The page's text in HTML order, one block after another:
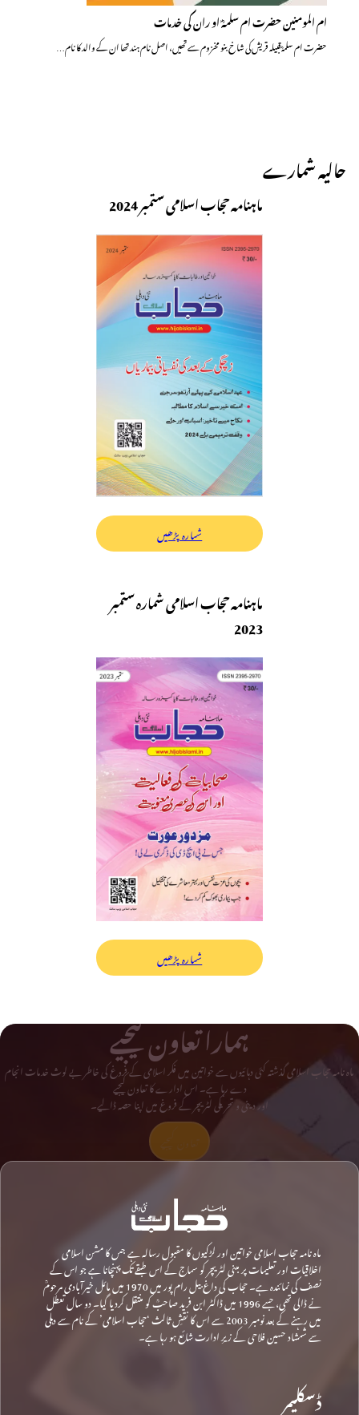
ام المومنین حضرت ام سلمہؓ او ران کی خدمات
حضرت ام سلمہؓ قبیلہ قریش کی شاخ بنو مخزوم سے تھیں، اصل نام ہند تھا ان کے والد کا نام…
حالیہ شمارے
ماہنامہ حجاب اسلامی ستمبر 2024
شمارہ پڑھیں
ماہنامہ حجاب اسلامی شمارہ ستمبر
2023
شمارہ پڑھیں
ہمارا تعاون کیجیے
ماہ نامہ حجاب اسلامی گذشتہ کئی دہائیوں سے خواتین میں فکر اسلامی کے فروغ کی خاطر بے لوث خدمات انجام
دے رہا ہے۔ اس ادارے کا تعاون کیجیے
اور دینی و تحریکی لٹریچر کے فروغ میں اپنا حصہ ڈالیے۔
ماہ نامہ حجاب اسلامی خواتین اور لڑکیوں کا مقبول رسالہ ہے جس کا مشن اسلامی
اخلاقیات اور تعلیمات پر مبنی لٹریچر کو سماج کے اس طبقے تک پہنچانا ہے جو اس کے
نصف کی نمائندہ ہے۔ حجاب کی داغ بیل رام پور میں 1970 میں مائل خیرآبادی مرحومؒ
نے ڈالی تھی، جسے 1996 میں ڈاکٹر ابن فرید صاحبؒ کو منتقل کردیا گیا۔ دو سال تعطل
میں رہنے کے بعد نومبر 2003 سے اس کا نقشِ ثالث ‘حجاب اسلامی’ کے نام سے دہلی
سے شمشاد حسین فلاحی کے زیرِ ادارت شائع ہو رہا ہے۔
ڈسکلیمر